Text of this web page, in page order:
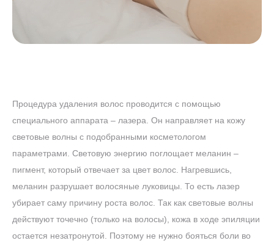
Процедура удаления волос проводится с помощью
специального аппарата – лазера. Он направляет на кожу
световые волны с подобранными косметологом
параметрами. Световую энергию поглощает меланин –
пигмент, который отвечает за цвет волос. Нагревшись,
меланин разрушает волосяные луковицы. То есть лазер
убирает саму причину роста волос. Так как световые волны
действуют точечно (только на волосы), кожа в ходе эпиляции
остается незатронутой. Поэтому не нужно бояться боли во